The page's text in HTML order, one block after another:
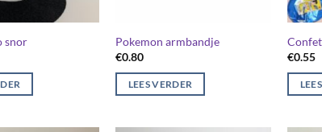
snor
Pokemon armbandje
€0.80
LEES VERDER
€0.55